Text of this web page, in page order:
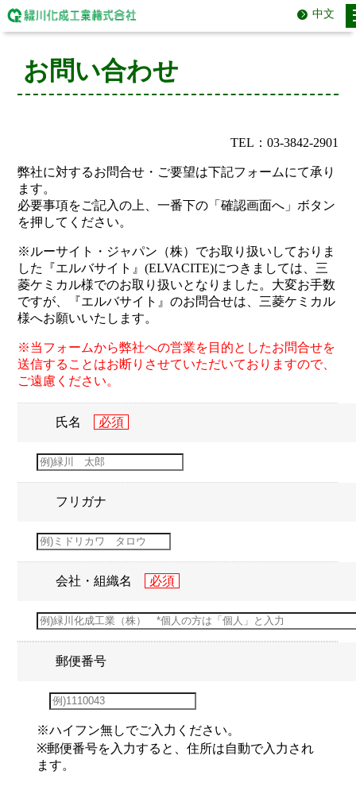
中文
お問い合わせ
TEL：03-3842-2901
弊社に対するお問合せ・ご要望は下記フォームにて承り
ます。
必要事項をご記入の上、一番下の「確認画面へ」ボタン
を押してください。
※ルーサイト・ジャパン（株）でお取り扱いしておりま
した『エルバサイト』(ELVACITE)につきましては、三
菱ケミカル様でのお取り扱いとなりました。大変お手数
ですが、『エルバサイト』のお問合せは、三菱ケミカル
様へお願いいたします。
※当フォームから弊社への営業を目的としたお問合せを
送信することはお断りさせていただいておりますので、
ご遠慮ください。
氏名
フリガナ
会社・組織名
郵便番号
※ハイフン無しでご入力ください。
※郵便番号を入力すると、住所は自動で入力され
ます。